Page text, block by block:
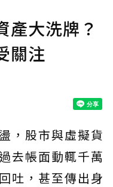
產大洗牌？
關注
，股市與虛擬貨
去帳面動輒千萬
吐，甚至傳出身